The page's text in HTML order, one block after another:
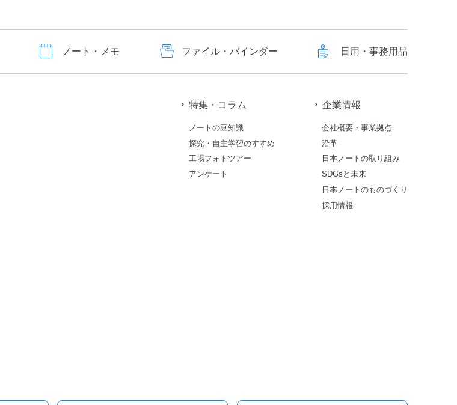
ノート・メモ ファイル・バインダー 日用・事務用品
特集・コラム
ノートの豆知識
探究・自主学習のすすめ
工場フォトツアー
アンケート
企業情報
会社概要・事業拠点
沿革
日本ノートの取り組み
SDGsと未来
日本ノートのものづくり
採用情報